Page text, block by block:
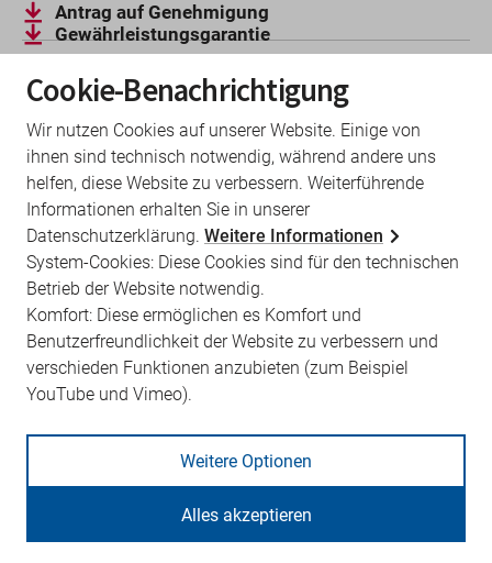
Antrag auf Genehmigung
Gewährleistungsgarantie
Rechtsgrundlagen
Vereinbarung von
Qualifikationsvoraussetzungen zur
Durchführung von Langzeit-EKG-
Untersuchungen
G-BA - Qualitätsprüfungs-Richtlinie
vertragsärztliche Versorgung
Weitere Rechtsgrundlagen
Informationsblatt
Cookie-Benachrichtigung
Wir nutzen Cookies auf unserer Website. Einige von
ihnen sind technisch notwendig, während andere uns
helfen, diese Website zu verbessern. Weiterführende
Informationen erhalten Sie in unserer
Datenschutzerklärung. Weitere Informationen
System-Cookies: Diese Cookies sind für den technischen
Betrieb der Website notwendig.
Komfort: Diese ermöglichen es Komfort und
Benutzerfreundlichkeit der Website zu verbessern und
verschieden Funktionen anzubieten (zum Beispiel
YouTube und Vimeo).
Weitere Optionen
Alles akzeptieren